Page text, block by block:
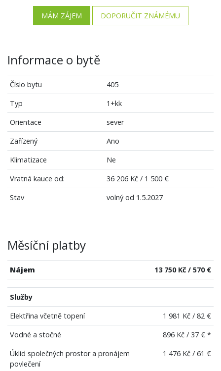
MÁM ZÁJEM DOPORUČIT ZNÁMÉMU
Informace o bytě
Číslo bytu
405
Typ
1+kk
Orientace
sever
Zařízený
Ano
Klimatizace
Ne
Vratná kauce od:
36 206 Kč / 1 500 €
Stav
volný od 1.5.2027
Měsíční platby
Nájem 13 750 Kč / 570 €
Služby
Elektřina včetně topení
1 981 Kč / 82 €
Vodné a stočné
896 Kč / 37 € *
Úklid společných prostor a pronájem
povlečení
1 476 Kč / 61 €